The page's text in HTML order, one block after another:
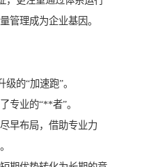
管理成为企业基因。
的“加速跑”。
专业的“**者”。
早布局，借助专业力